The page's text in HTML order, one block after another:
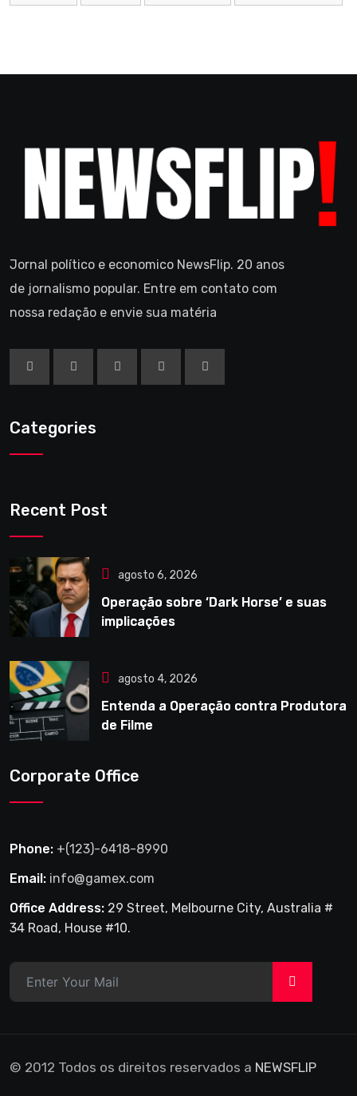
Jornal político e economico NewsFlip. 20 anos
de jornalismo popular. Entre em contato com
nossa redação e envie sua matéria
Categories
Recent Post
agosto 6, 2026
Operação sobre ‘Dark Horse’ e suas
implicações
agosto 4, 2026
Entenda a Operação contra Produtora
de Filme
Corporate Office
Phone: +(123)-6418-8990
Email: info@gamex.com
Office Address: 29 Street, Melbourne City, Australia #
34 Road, House #10.
>
© 2012 Todos os direitos reservados a NEWSFLIP